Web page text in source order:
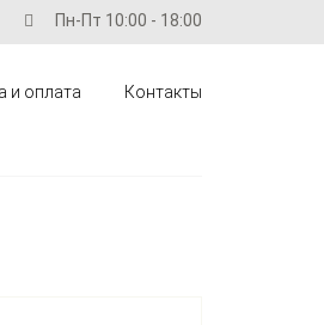
Пн-Пт 10:00 - 18:00
и оплата Контакты